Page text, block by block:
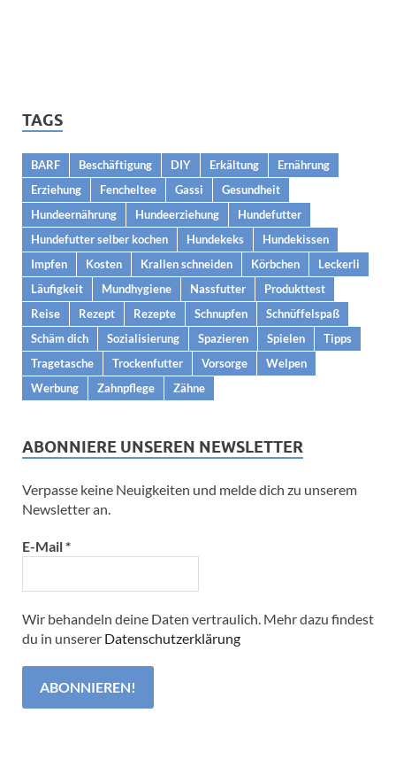
TAGS
BARF Beschäftigung DIY Erkältung
Ernährung
Erziehung
Fencheltee Gassi
Gesundheit
Hundeernährung
Hundeerziehung
Hundefutter
Hundefutter selber kochen
Hundekeks
Hundekissen
Impfen
Kosten Krallen schneiden Körbchen
Leckerli
Läufigkeit
Mundhygiene Nassfutter
Produkttest
Reise
Rezept Rezepte Schnupfen
Schnüffelspaß
Schäm dich
Sozialisierung Spazieren Spielen
Tipps
Tragetasche
Trockenfutter Vorsorge
Welpen
Werbung
Zahnpflege Zähne
ABONNIERE UNSEREN NEWSLETTER
Verpasse keine Neuigkeiten und melde dich zu unserem
Newsletter an.
E-Mail*
Wir behandeln deine Daten vertraulich. Mehr dazu findest
du in unserer Datenschutzerklärung